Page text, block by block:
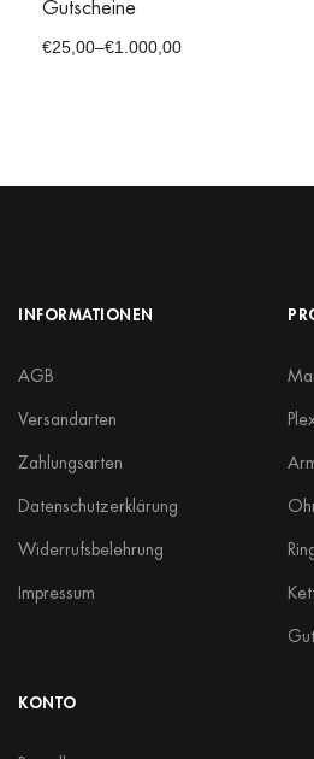
Gutscheine
€25,00–€1.000,00
INFORMATIONEN
AGB
Versandarten
Zahlungsarten
Datenschutzerklärung
Widerrufsbelehrung
Impressum
KONTO